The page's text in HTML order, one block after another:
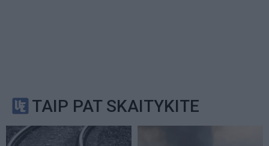
TAIP PAT SKAITYKITE